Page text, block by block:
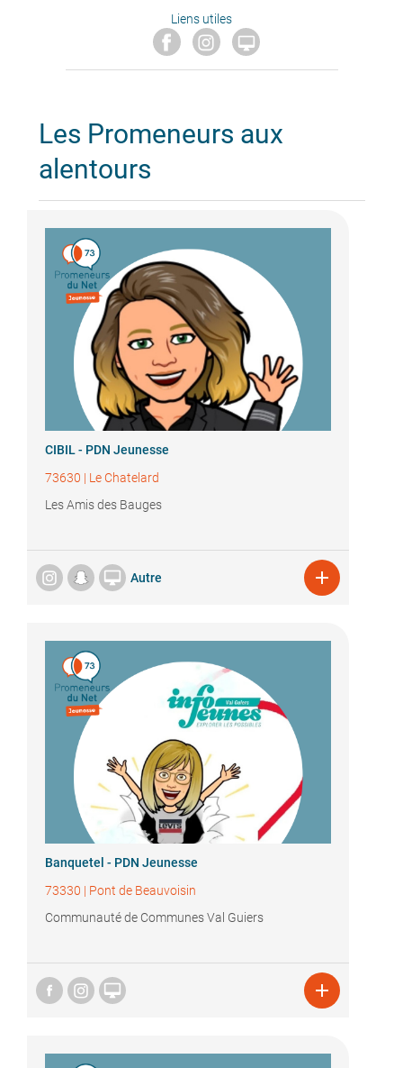
Liens utiles

Les Promeneurs aux
alentours
CIBIL - PDN Jeunesse
73630 | Le Chatelard
Les Amis des Bauges
 Autre 
Banquetel - PDN Jeunesse
73330 | Pont de Beauvoisin
Communauté de Communes Val Guiers
 